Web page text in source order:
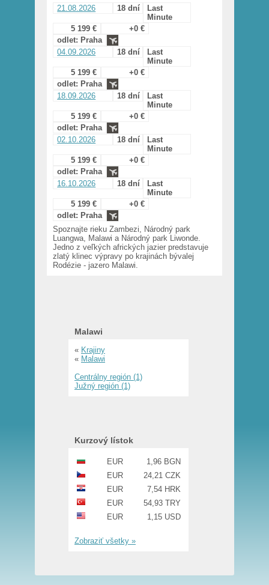
21.08.2026
18 dní
Last
Minute
5 199 €
+0 €
odlet: Praha
04.09.2026
18 dní
Last
Minute
5 199 €
+0 €
odlet: Praha
18.09.2026
18 dní
Last
Minute
5 199 €
+0 €
odlet: Praha
02.10.2026
18 dní
Last
Minute
5 199 €
+0 €
odlet: Praha
16.10.2026
18 dní
Last
Minute
5 199 €
+0 €
odlet: Praha
Spoznajte rieku Zambezi, Národný park
Luangwa, Malawi a Národný park Liwonde.
Jedno z veľkých afrických jazier predstavuje
zlatý klinec výpravy po krajinách bývalej
Rodézie - jazero Malawi.
Malawi
« Krajiny
« Malawi
Centrálny región (1)
Južný región (1)
Kurzový lístok
EUR
1,96 BGN
EUR
24,21 CZK
EUR
7,54 HRK
EUR
54,93 TRY
EUR
1,15 USD
Zobraziť všetky »